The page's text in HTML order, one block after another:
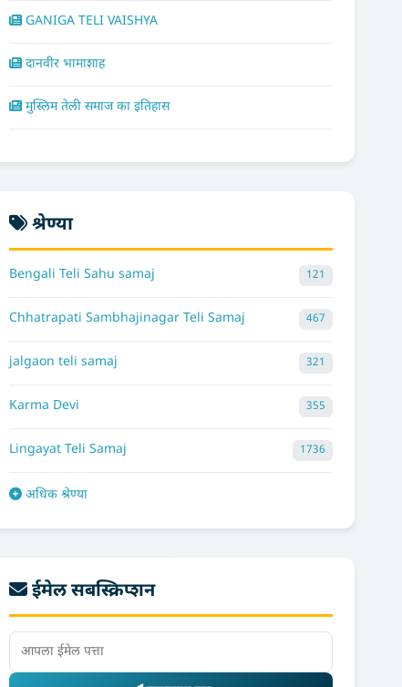
GANIGA TELI VAISHYA
दानवीर भामाशाह
मुस्लिम तेली समाज का इतिहास
श्रेण्या
Bengali Teli Sahu samaj 121
Chhatrapati Sambhajinagar Teli Samaj 467
jalgaon teli samaj 321
Karma Devi 355
Lingayat Teli Samaj 1736
अधिक श्रेण्या
ईमेल सबस्क्रिप्शन